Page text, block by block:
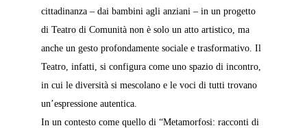
cittadinanza – dai bambini agli anziani – in un progetto
di Teatro di Comunità non è solo un atto artistico, ma
anche un gesto profondamente sociale e trasformativo. Il
Teatro, infatti, si configura come uno spazio di incontro,
in cui le diversità si mescolano e le voci di tutti trovano
un’espressione autentica.
In un contesto come quello di “Metamorfosi: racconti di